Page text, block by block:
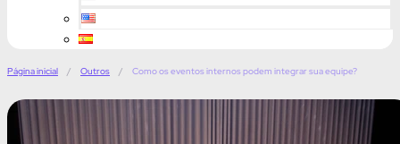
Página inicial / Outros / Como os eventos internos podem integrar sua equipe?